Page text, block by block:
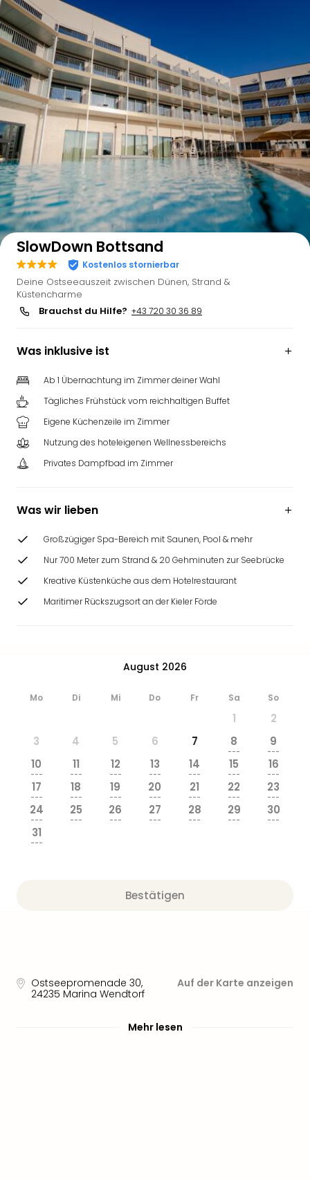
Auf der Karte anzeigen
SlowDown Bottsand
Kostenlos stornierbar
Deine Ostseeauszeit zwischen Dünen, Strand &
Küstencharme
Brauchst du Hilfe? +43 720 30 36 89
Was inklusive ist
Ab 1 Übernachtung im Zimmer deiner Wahl
Tägliches Frühstück vom reichhaltigen Buffet
Eigene Küchenzeile im Zimmer
Nutzung des hoteleigenen Wellnessbereichs
Privates Dampfbad im Zimmer
Was wir lieben
Großzügiger Spa-Bereich mit Saunen, Pool & mehr
Nur 700 Meter zum Strand & 20 Gehminuten zur Seebrücke
Kreative Küstenküche aus dem Hotelrestaurant
Maritimer Rückszugsort an der Kieler Förde
August 2026
Mo Di Mi Do Fr Sa So
1
2
3
4 5 6 7 8
---
9
---
10
---
11
---
12
---
13
---
14
---
15
---
16
---
17
---
18
---
19
---
20
---
21
---
22
---
23
---
24
---
25
---
26
---
27
---
28
---
29
---
30
---
31
---
Bestätigen
Ostseepromenade 30,
24235 Marina Wendtorf
Auf der Karte anzeigen
Mehr lesen